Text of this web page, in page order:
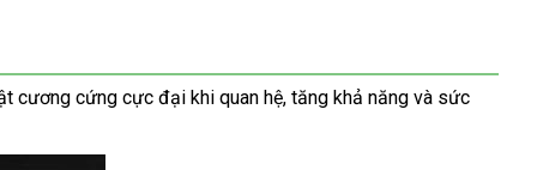
cương cứng cực đại khi quan hệnhập
, tăng khả năng showroom
và sức